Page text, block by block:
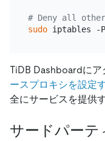
# Deny all
sudo
TiDB Dashboardにア
ースプロキシを設定
全にサービスを提供
サードパーテ